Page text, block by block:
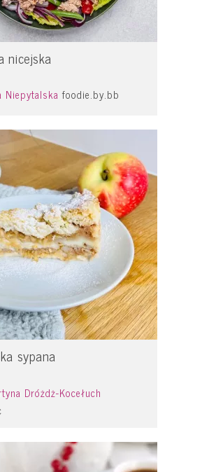
nicejska
Niepytalska foodie.by.bb
sypana
Dróżdż-Kocełuch